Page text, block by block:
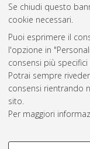
Se chiudi questo
cookie necessari.
Puoi esprimere il
l'opzione in
consensi più
Potrai sempre
consensi rientrando
sito.
Per maggiori
COOKIE DI
Atom
Rss 1.0
Rss 2.0
ISSN: 2038-7946
Impostazioni